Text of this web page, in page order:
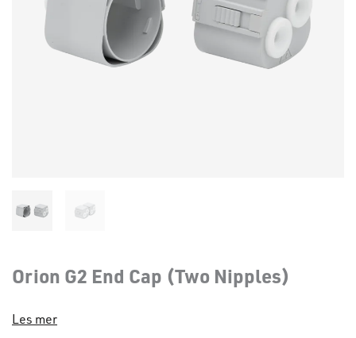
Orion G2 End Cap (Two Nipples)
Les mer